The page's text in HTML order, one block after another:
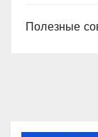
Полезные